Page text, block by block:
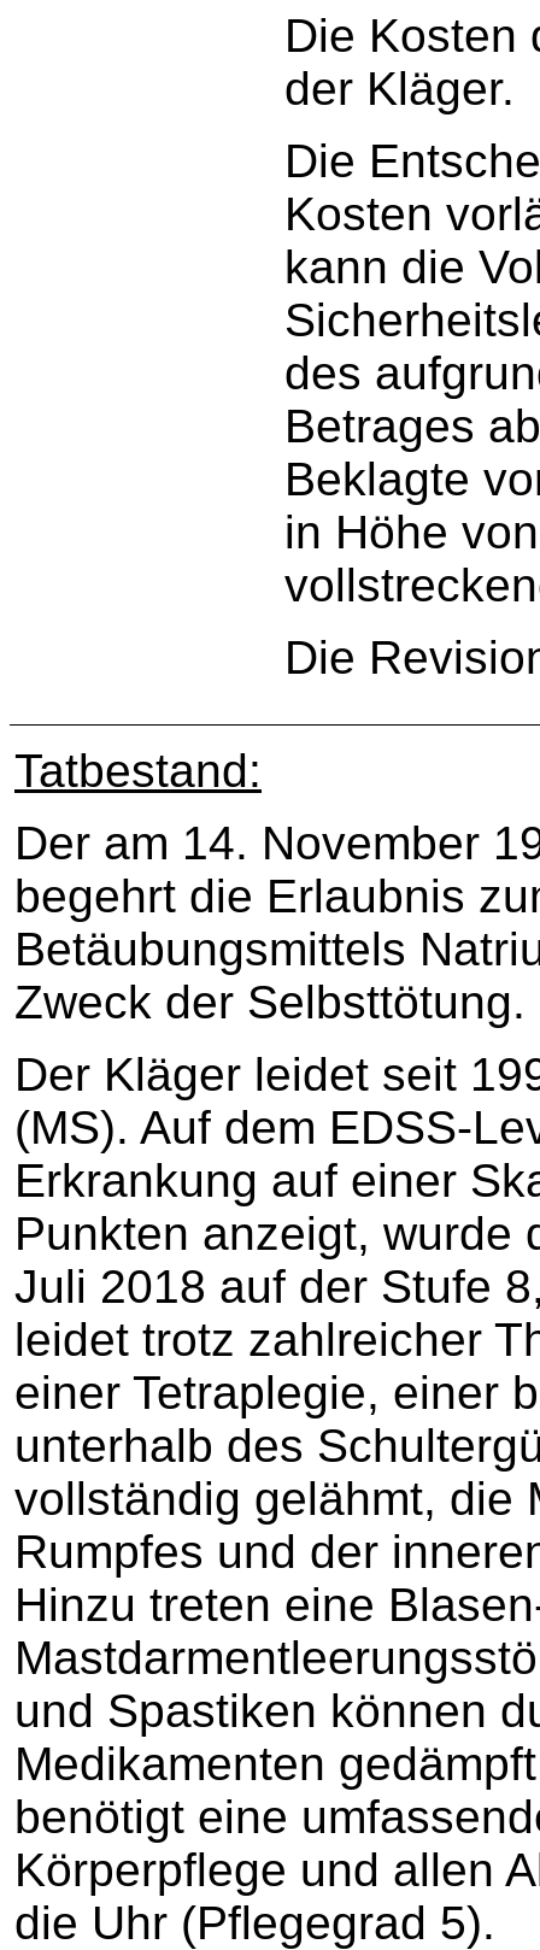
Die Kosten
der Kläger.
Die
Kosten
kann die
des
Betrages
Beklagte
in Höhe
Die
Tatbestand:
Der am 14. November
begehrt die Erlaubnis
Betäubungsmittels
Zweck der Selbsttötung.
Der Kläger leidet seit
(MS). Auf dem EDSS-
Erkrankung auf einer
Punkten anzeigt, wurde
Juli 2018 auf der Stufe
leidet trotz zahlreicher
einer Tetraplegie, einer
unterhalb des
vollständig gelähmt, die
Rumpfes und der
Hinzu treten eine
und Spastiken können
Medikamenten
benötigt eine
Körperpflege und allen
die Uhr (Pflegegrad 5).